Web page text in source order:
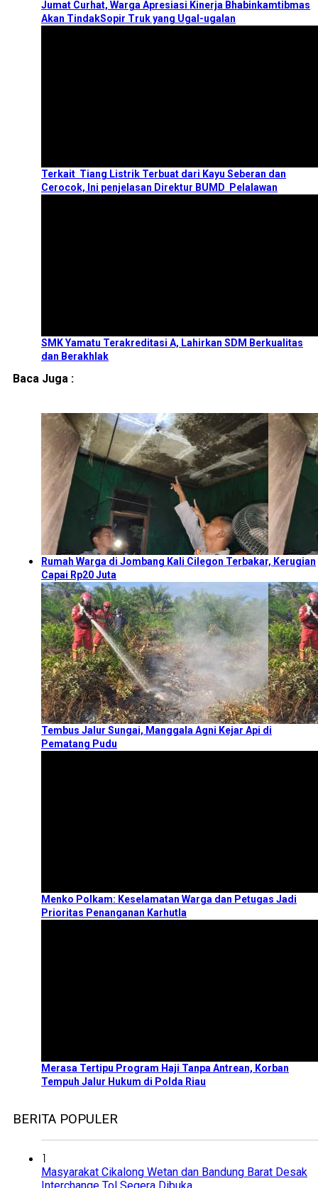
Jumat Curhat, Warga Apresiasi Kinerja Bhabinkamtibmas
Akan TindakSopir Truk yang Ugal-ugalan
Terkait Tiang Listrik Terbuat dari Kayu Seberan dan
Cerocok, Ini penjelasan Direktur BUMD Pelalawan
SMK Yamatu Terakreditasi A, Lahirkan SDM Berkualitas
dan Berakhlak
Baca Juga :
Rumah Warga di Jombang Kali Cilegon Terbakar, Kerugian
Capai Rp20 Juta
Tembus Jalur Sungai, Manggala Agni Kejar Api di
Pematang Pudu
Menko Polkam: Keselamatan Warga dan Petugas Jadi
Prioritas Penanganan Karhutla
Merasa Tertipu Program Haji Tanpa Antrean, Korban
Tempuh Jalur Hukum di Polda Riau
BERITA POPULER
1
Masyarakat Cikalong Wetan dan Bandung Barat Desak